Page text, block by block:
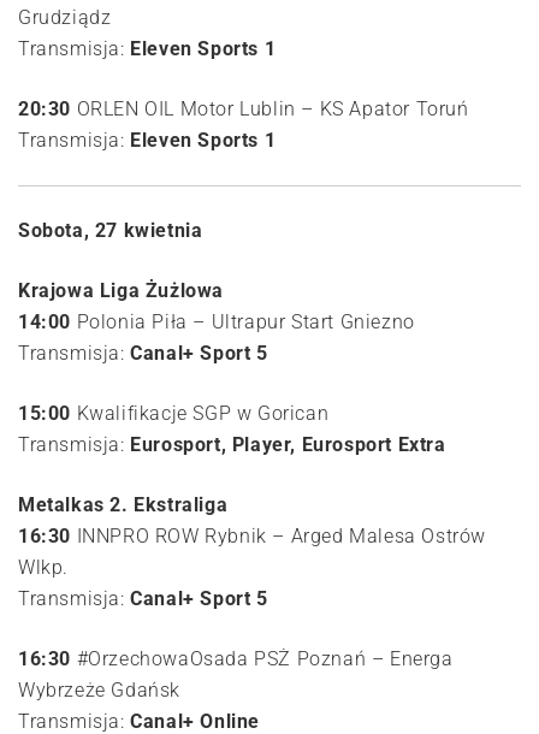
Grudziądz
Transmisja: Eleven Sports 1
20:30 ORLEN OIL Motor Lublin – KS Apator Toruń
Transmisja: Eleven Sports 1
Sobota, 27 kwietnia
Krajowa Liga Żużlowa
14:00 Polonia Piła – Ultrapur Start Gniezno
Transmisja:Canal+ Sport 5
15:00 Kwalifikacje SGP w Gorican
Transmisja: Eurosport, Player, Eurosport Extra
Metalkas 2. Ekstraliga
16:30 INNPRO ROW Rybnik – Arged Malesa Ostrów
Wlkp.
Transmisja:Canal+ Sport 5
16:30 #OrzechowaOsada PSŻ Poznań – Energa
Wybrzeże Gdańsk
Transmisja:Canal+ Online